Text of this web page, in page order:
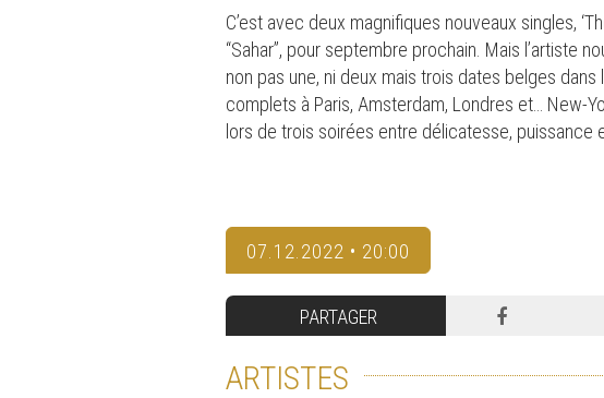
C’est avec deux magnifiques nouveaux singles,
“Sahar”, pour septembre prochain. Mais l’artiste
non pas une, ni deux mais trois dates belges
complets à Paris, Amsterdam, Londres et… New-
lors de trois soirées entre délicatesse, puissance
07.12.2022 • 20:00
PARTAGER
ARTISTES